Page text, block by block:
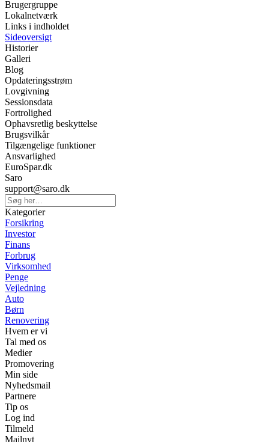
Brugergruppe
Lokalnetværk
Links i indholdet
Sideoversigt
Historier
Galleri
Blog
Opdateringsstrøm
Lovgivning
Sessionsdata
Fortrolighed
Ophavsretlig beskyttelse
Brugsvilkår
Tilgængelige funktioner
Ansvarlighed
EuroSpar.dk
Saro
support@saro.dk
Kategorier
Forsikring
Investor
Finans
Forbrug
Virksomhed
Penge
Vejledning
Auto
Børn
Renovering
Hvem er vi
Tal med os
Medier
Promovering
Min side
Nyhedsmail
Partnere
Tip os
Log ind
Tilmeld
Mailnyt